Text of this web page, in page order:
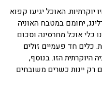
האוכל יגיעו קפוא
יחומם במטבח האוניה
כלי אוכל מחרסינה וסכום
כלים חד פעמיים זולים
היוקרתית הזו. בנוסף,
רק יינות כשרים משובחים